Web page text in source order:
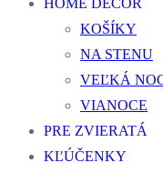
HOME DECOR
KOŠÍKY
NA STENU
VEĽKÁ
VIANOCE
PRE ZVIERATÁ
KĽÚČENKY